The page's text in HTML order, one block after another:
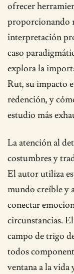
ofrecer
proporcionando
interpretación
caso
explora la
Rut, su impacto
redención, y
estudio más
La atención al
costumbres y
El autor utiliza
mundo creíble y
conectar
circunstancias.
campo de trigo
todos
ventana a la vida